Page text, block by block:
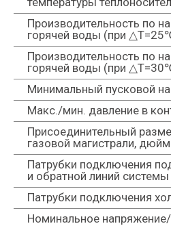
Производительность по
горячей воды (при
Производительность по
горячей воды (при
Минимальный пусковой
Макс./мин. давление в
Присоединительный
газовой магистрали, дюйм
Патрубки подключения
и обратной линий
Патрубки подключения
Номинальное